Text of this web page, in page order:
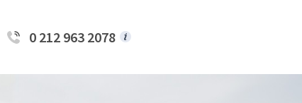
0 212 963 2078